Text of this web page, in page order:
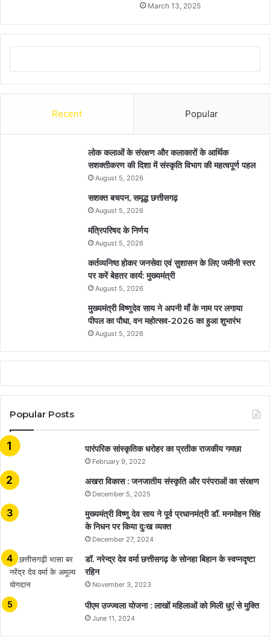
March 13, 2025
Recent Popular
लोक कलाओं के संरक्षण और कलाकारों के आर्थिक
सशक्तीकरण की दिशा में संस्कृति विभाग की महत्वपूर्ण पहल
August 5, 2026
सशक्त बचपन, समृद्ध छत्तीसगढ़
August 5, 2026
मंत्रिपरिषद के निर्णय
August 5, 2026
कर्तव्यनिष्ठ होकर जनसेवा एवं सुशासन के लिए जमीनी स्तर
पर करें बेहतर कार्य: मुख्यमंत्री
August 5, 2026
मुख्यमंत्री विष्णुदेव साय ने अपनी माँ के नाम पर लगाया
पीपल का पौधा, वन महोत्सव-2026 का हुआ शुभारंभ
August 5, 2026
Popular Posts
​​​​​​​पारंपरिक सांस्कृतिक धरोहर का प्रतीक राजकीय गमछा
February 9, 2022
अखरा विकास : जनजातीय संस्कृति और परंपराओं का संरक्षण
December 5, 2025
मुख्यमंत्री विष्णु देव साय ने पूर्व प्रधानमंत्री डॉ. मनमोहन सिंह
के निधन पर किया दुःख व्यक्त
December 27, 2024
डॉ. नरेन्द्र देव वर्मा छत्तीसगढ़ के सोनहा बिहान के स्वप्नदृष्टा
रहिन
November 3, 2023
पीएम उज्ज्वला योजना : लाखों महिलाओं को मिली धुएं से मुक्ति
June 11, 2024